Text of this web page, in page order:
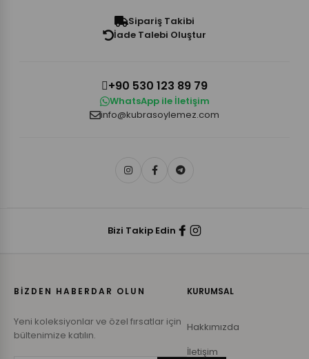
Sipariş Takibi
İade Talebi Oluştur
+90 530 123 89 79
WhatsApp ile İletişim
info@kubrasoylemez.com
Bizi Takip Edin
BİZDEN HABERDAR OLUN
Yeni koleksiyonlar ve özel fırsatlar için
bültenimize katılın.
KURUMSAL
Hakkımızda
İletişim